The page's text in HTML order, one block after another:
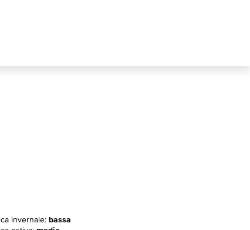
invernale:bassa